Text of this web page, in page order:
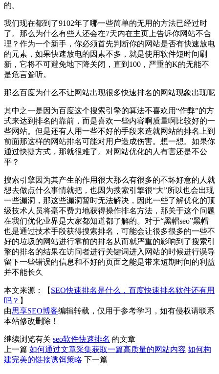
的。
我们现在都到了9102年了哪一些简单的无用的方法已经过时
了。那么为什么有些人还会在7天内在主页上告诉你网站不合
理？作为一个新手，你必须首先判断你的网站是否有快速放电
的元素，如果快速放电的因素不多，就是使用软件短时间刷
新，它将不可避免地下降关闭，直到100，严重的K的无能不
是危言耸听。
那么百度为什么不让网站出现很多快速排名的网站现象出现呢
其中之一是因为百度这个搜索引擎的算法不喜欢用“作弊”的方
式来达到排名的靠前，而是喜欢一些内容啊质量啊比较好的一
些网站。但是还有人用一些不好的手段来造就网站的排名上到
前面那这样的网站排名可能对用户造成伤害。想一想。如果你
通过快捷方式，那就很难了。对网站优化的人有害还是不公
平？
搜索引擎因为其产生的作用很大那么有很多的不坏好意的人就
想去做点什么事情就把，也因为搜索引擎很“大”所以也会出现
一些漏洞，那这些漏洞暂时无法解决，因此一些了解优化的顶
级技术人员将毫不费力地获得操作排名方法，那关于这个问题
在我们优化业界是大家都知道都了解的。对于“黑帽seo”黑帽
也是通过技术手段获得搜索排名，可能会让很多很多的一些不
好的垃圾的网站进行靠前的排名从而就严重的影响到了搜索引
擎的排名的结果在访问者进行关键词进入网站的时候进行误导
留下一些错误的信息和不好的页面之能是带来短期时间的利益
并不能长久
本文来源：【 SEO快速排名是什么，百度快速排名软件还有用
吗？ 】
由思享SEO博客编辑转载，仅用于参考学习，如有侵权请联系
本站修改删除！
继续浏览有关 seo软件快速排名 的文章
上一篇 如何通过文章采集获取一篇高质量的网站内容 如何构
建完美的链接诱饵策略 下一篇